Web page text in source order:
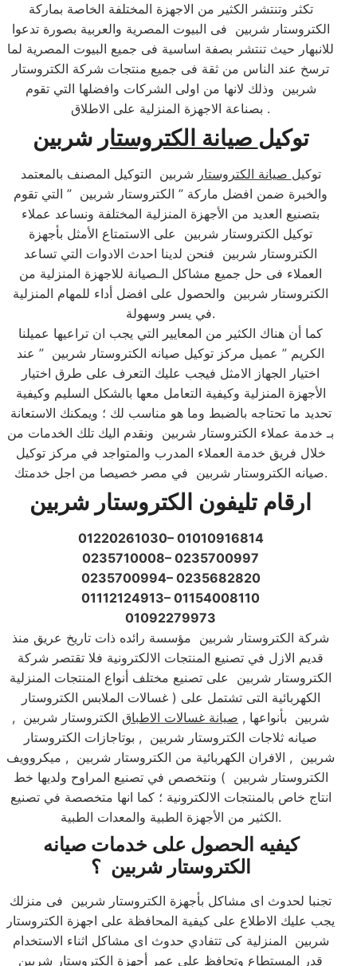
تكثر وتنتشر الكثير من الاجهزة المختلفة الخاصة بماركة
الكتروستار شربين فى البيوت المصرية والعربية بصورة تدعوا
للانبهار حيث تنتشر بصفة اساسية فى جميع البيوت المصرية لما
ترسخ عند الناس من ثقة فى جميع منتجات شركة الكتروستار
شربين وذلك لانها من اولى الشركات وافضلها التي تقوم
بصناعة الاجهزة المنزلية على الاطلاق .​
توكيل صيانة الكتروستار شربين
توكيل صيانة الكتروستار شربين التوكيل المصنف بالمعتمد
والخبرة ضمن افضل ماركة ” الكتروستار شربين ” التي تقوم
بتصنيع العديد من الأجهزة المنزلية المختلفة ونساعد عملاء
توكيل الكتروستار شربين على الاستمتاع الأمثل بأجهزة
الكتروستار شربين فنحن لدينا احدث الادوات التي تساعد
العملاء فى حل جميع مشاكل الـصيانة للاجهزة المنزلية من
الكتروستار شربين والحصول على افضل أداء للمهام المنزلية
في يسر وسهولة.​
كما أن هناك الكثير من المعايير التي يجب ان تراعيها عميلنا
الكريم ” عميل مركز توكيل صيانه الكتروستار شربين ” عند
اختيار الجهاز الامثل فيجب عليك التعرف على طرق اختيار
الأجهزة المنزلية وكيفية التعامل معها بالشكل السليم وكيفية
تحديد ما تحتاجه بالضبط وما هو مناسب لك ؛ ويمكنك الاستعانة
بـ خدمة عملاء الكتروستار شربين ونقدم اليك تلك الخدمات من
خلال فريق خدمة العملاء المدرب والمتواجد في مركز توكيل
صيانه الكتروستار شربين في مصر خصيصا من اجل خدمتك.​
ارقام تليفون الكتروستار شربين
01220261030– 01010916814
0235710008– 0235700997
0235700994– 0235682820
01112124913– 01154008110
01092279973
شركة الكتروستار شربين مؤسسة رائده ذات تاريخ عريق منذ
قديم الازل في تصنيع المنتجات الالكترونية فلا تقتصر شركة
الكتروستار شربين على تصنيع مختلف أنواع المنتجات المنزلية
الكهربائية التى تشتمل على ( غسالات الملابس الكتروستار
شربين بأنواعها , صيانة غسالات الاطباق الكتروستار شربين ,
صيانه ثلاجات الكتروستار شربين , بوتاجازات الكتروستار
شربين , الافران الكهربائية من الكتروستار شربين , ميكروويف
الكتروستار شربين ) ونتخصص في تصنيع المراوح ولديها خط
انتاج خاص بالمنتجات الالكترونية ؛ كما انها متخصصة في تصنيع
الكثير من الأجهزة الطبية والمعدات الطبية.​
كيفيه الحصول على خدمات صيانه
الكتروستار شربين ؟
تجنبا لحدوث اى مشاكل بأجهزة الكتروستار شربين فى منزلك
يجب عليك الاطلاع على كيفية المحافظة على اجهزة الكتروستار
شربين المنزلية كى تتفادي حدوث اى مشاكل اثناء الاستخدام
قدر المستطاع وتحافظ على عمر أجهزة الكتروستار شربين